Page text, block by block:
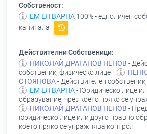
Собственост:
ЕМ ЕЛ ВАРНА 100% - едноличен
капитала
Действителни Собственици:
НИКОЛАЙ ДРАГАНОВ НЕНОВ -
собственик, физическо лице |
СТОЯНОВА- Действителен
ЕМ ЕЛ ВАРНА- Юридическо лице
образувание, чрез което пряко се
НИКОЛАЙ ДРАГАНОВ НЕНОВ -
юридическо лице или друго правно
което пряко се упражнява контрол